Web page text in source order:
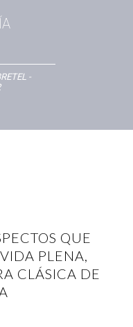
-
QUE
PLENA,
CLÁSICA DE